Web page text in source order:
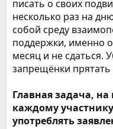
писать о своих
несколько раз на
собой среду
поддержки, именно
месяц и не сдаться.
запрещёнки
Главная задача,
каждому участнику
употреблять